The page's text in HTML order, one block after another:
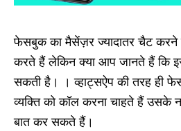
फेसबुक का मैसेंज़र ज्यादातर चैट करने
करते हैं लेकिन क्या आप जानते हैं कि
सकती है। । व्हाट्सऐप की तरह ही
व्यक्ति को कॉल करना चाहते हैं उसके
बात कर सकते हैं।